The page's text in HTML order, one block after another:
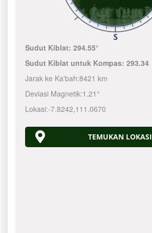
Sudut Kiblat:294.55°
Sudut Kiblat untuk Kompas:293.34
Jarak ke Ka'bah:8421 km
Deviasi Magnetik:1.21°
Lokasi:-7.8242,111.0670
TEMUKAN LOKASI